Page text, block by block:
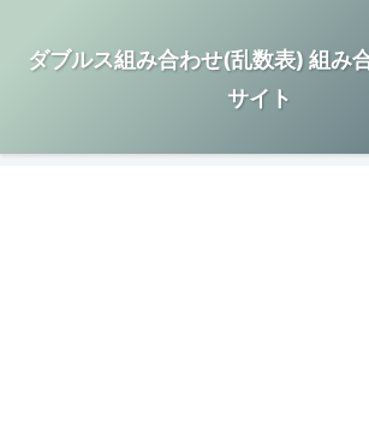
ダブルス組み合わせ(乱数表) 組み
サイト